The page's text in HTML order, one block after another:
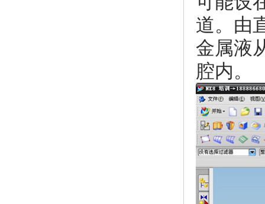
道。由
金属液
腔内。